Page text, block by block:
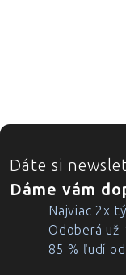
ZÁPÄTIE
Dáte si
Dáme vám
Najviac 2x
Odoberá už
85 % ľudí